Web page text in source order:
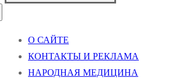
О САЙТЕ
КОНТАКТЫ И РЕКЛАМА
НАРОДНАЯ МЕДИЦИНА